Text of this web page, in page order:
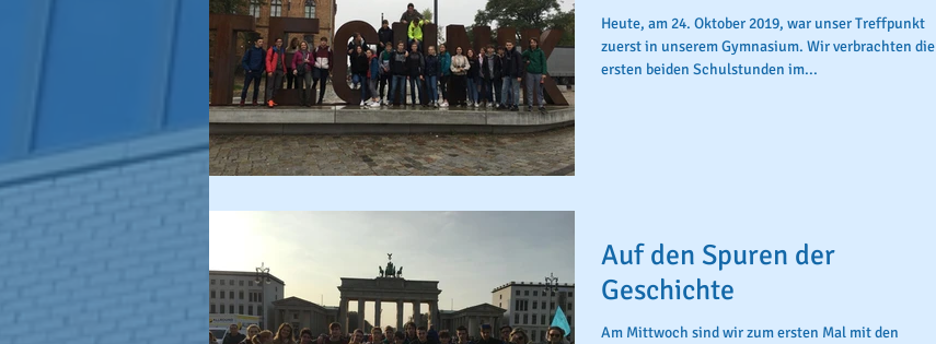
Heute, am 24. Oktober 2019, war unser Treffpunkt
zuerst in unserem Gymnasium. Wir verbrachten die
ersten beiden Schulstunden im...
Auf den Spuren der
Geschichte
Am Mittwoch sind wir zum ersten Mal mit den